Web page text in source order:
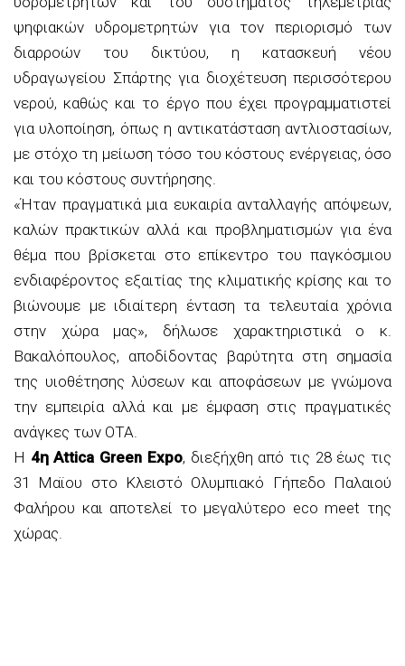
ψηφιακών υδρομετρητών για τον περιορισμό των
διαρροών του δικτύου, η κατασκευή νέου
υδραγωγείου Σπάρτης για διοχέτευση περισσότερου
νερού, καθώς και το έργο που έχει προγραμματιστεί
για υλοποίηση, όπως η αντικατάσταση αντλιοστασίων,
με στόχο τη μείωση τόσο του κόστους ενέργειας, όσο
και του κόστους συντήρησης.
«Ήταν πραγματικά μια ευκαιρία ανταλλαγής απόψεων,
καλών πρακτικών αλλά και προβληματισμών για ένα
θέμα που βρίσκεται στο επίκεντρο του παγκόσμιου
ενδιαφέροντος εξαιτίας της κλιματικής κρίσης και το
βιώνουμε με ιδιαίτερη ένταση τα τελευταία χρόνια
στην χώρα μας», δήλωσε χαρακτηριστικά ο κ.
Βακαλόπουλος, αποδίδοντας βαρύτητα στη σημασία
της υιοθέτησης λύσεων και αποφάσεων με γνώμονα
την εμπειρία αλλά και με έμφαση στις πραγματικές
ανάγκες των ΟΤΑ.
Η 4η Attica Green Expo, διεξήχθη από τις 28 έως τις
31 Μαϊου στο Κλειστό Ολυμπιακό Γήπεδο Παλαιού
Φαλήρου και αποτελεί το μεγαλύτερο eco meet της
χώρας.